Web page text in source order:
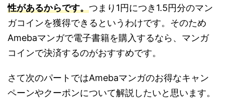
性があるからです。つまり1円につき1.5円分のマン
ガコインを獲得できるというわけです。そのため
Amebaマンガで電子書籍を購入するなら、マンガ
コインで決済するのがおすすめです。
さて次のパートではAmebaマンガのお得なキャン
ペーンやクーポンについて解説したいと思います。